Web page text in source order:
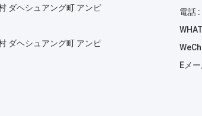
ダヘシュアング町 アンピ
ダヘシュアング町 アンピ
電話 :
Eメ